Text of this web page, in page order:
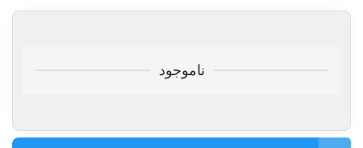
ناموجود